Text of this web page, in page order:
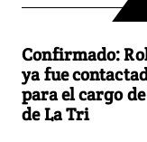
Confirmado:
ya fue
para el cargo
de La Tri